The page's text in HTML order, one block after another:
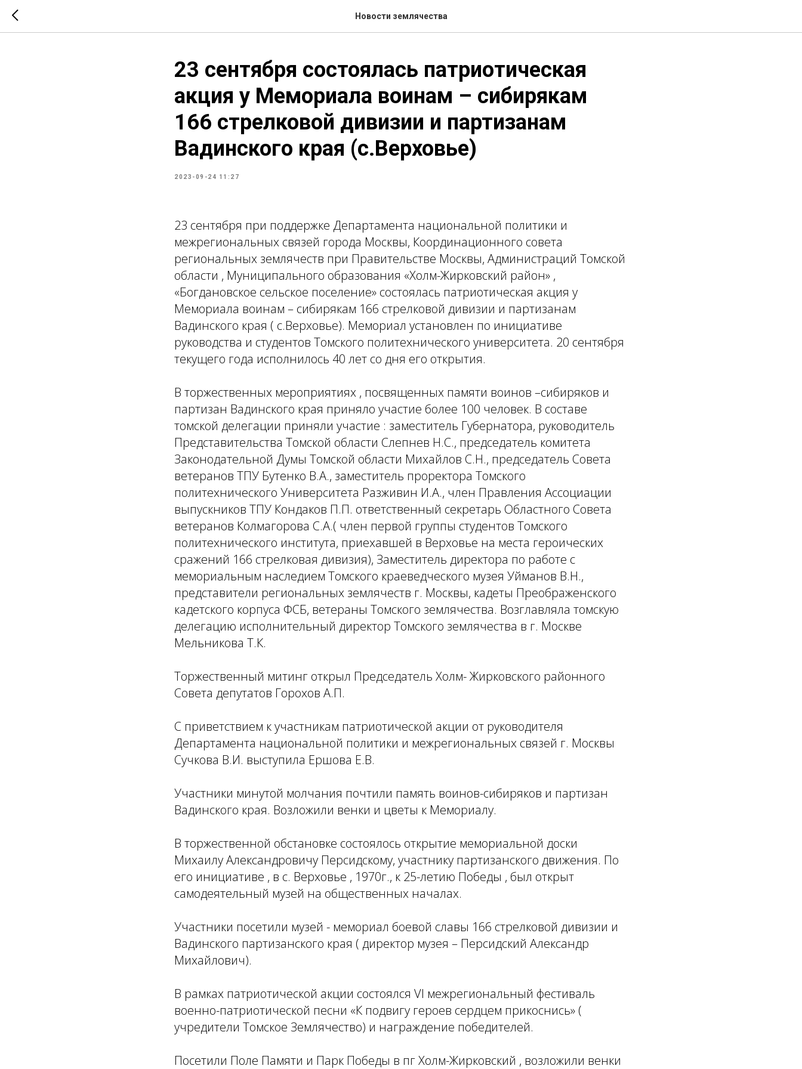
Новости землячества
23 сентября состоялась патриотическая
акция у Мемориала воинам – сибирякам
166 стрелковой дивизии и партизанам
Вадинского края (с.Верховье)
2023-09-24 11:27
23 сентября при поддержке Департамента национальной политики и
межрегиональных связей города Москвы, Координационного совета
региональных землячеств при Правительстве Москвы, Администраций Томской
области , Муниципального образования «Холм-Жирковский район» ,
«Богдановское сельское поселение» состоялась патриотическая акция у
Мемориала воинам – сибирякам 166 стрелковой дивизии и партизанам
Вадинского края ( с.Верховье). Мемориал установлен по инициативе
руководства и студентов Томского политехнического университета. 20 сентября
текущего года исполнилось 40 лет со дня его открытия.
В торжественных мероприятиях , посвященных памяти воинов –сибиряков и
партизан Вадинского края приняло участие более 100 человек. В составе
томской делегации приняли участие : заместитель Губернатора, руководитель
Представительства Томской области Слепнев Н.С., председатель комитета
Законодательной Думы Томской области Михайлов С.Н., председатель Совета
ветеранов ТПУ Бутенко В.А., заместитель проректора Томского
политехнического Университета Разживин И.А., член Правления Ассоциации
выпускников ТПУ Кондаков П.П. ответственный секретарь Областного Совета
ветеранов Колмагорова С.А.( член первой группы студентов Томского
политехнического института, приехавшей в Верховье на места героических
сражений 166 стрелковая дивизия), Заместитель директора по работе с
мемориальным наследием Томского краеведческого музея Уйманов В.Н.,
представители региональных землячеств г. Москвы, кадеты Преображенского
кадетского корпуса ФСБ, ветераны Томского землячества. Возглавляла томскую
делегацию исполнительный директор Томского землячества в г. Москве
Мельникова Т.К.
Торжественный митинг открыл Председатель Холм- Жирковского районного
Совета депутатов Горохов А.П.
С приветствием к участникам патриотической акции от руководителя
Департамента национальной политики и межрегиональных связей г. Москвы
Сучкова В.И. выступила Ершова Е.В.
Участники минутой молчания почтили память воинов-сибиряков и партизан
Вадинского края. Возложили венки и цветы к Мемориалу.
В торжественной обстановке состоялось открытие мемориальной доски
Михаилу Александровичу Персидскому, участнику партизанского движения. По
его инициативе , в с. Верховье , 1970г., к 25-летию Победы , был открыт
самодеятельный музей на общественных началах.
Участники посетили музей - мемориал боевой славы 166 стрелковой дивизии и
Вадинского партизанского края ( директор музея – Персидский Александр
Михайлович).
В рамках патриотической акции состоялся VI межрегиональный фестиваль
военно-патриотической песни «К подвигу героев сердцем прикоснись» (
учредители Томское Землячество) и награждение победителей.
Посетили Поле Памяти и Парк Победы в пг Холм-Жирковский , возложили венки